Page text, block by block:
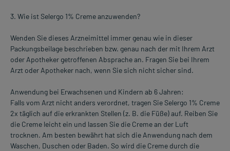
3. Wie ist Selergo 1% Creme anzuwenden?
Wenden Sie dieses Arzneimittel immer genau wie in dieser
Packungsbeilage beschrieben bzw. genau nach der mit Ihrem Arzt
oder Apotheker getroffenen Absprache an. Fragen Sie bei Ihrem
Arzt oder Apotheker nach, wenn Sie sich nicht sicher sind.
Anwendung bei Erwachsenen und Kindern ab 6 Jahren:
Falls vom Arzt nicht anders verordnet, tragen Sie Selergo 1% Creme
2x täglich auf die erkrankten Stellen (z. B. die Füße) auf. Reiben Sie
die Creme leicht ein und lassen Sie die Creme an der Luft
trocknen. Am besten bewährt hat sich die Anwendung nach dem
Waschen, Duschen oder Baden. So wird die Creme durch die